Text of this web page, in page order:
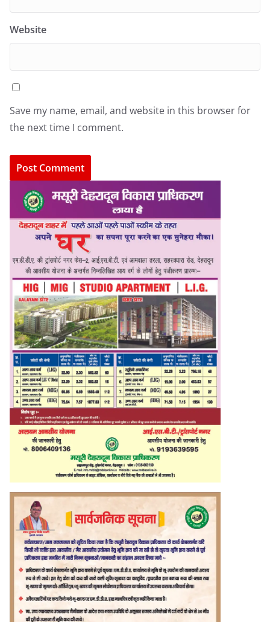
Website
Save my name, email, and website in this browser for
the next time I comment.